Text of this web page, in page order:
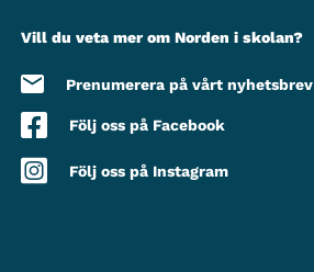
Vill du veta mer om Norden i skolan?
Prenumerera på vårt nyhetsbrev
Följ oss på Facebook
Följ oss på Instagram